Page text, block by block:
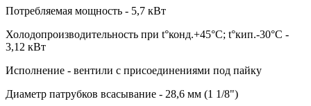
Потребляемая мощность - 5,7 кВт
Холодопроизводительность при t°конд.+45°С; t°кип.-30°С -
3,12 кВт
Исполнение - вентили с присоединениями под пайку
Диаметр патрубков всасывание - 28,6 мм (1 1/8")